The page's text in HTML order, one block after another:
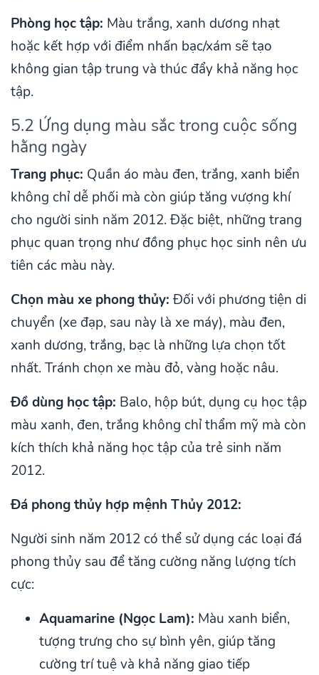
Phòng học tập: Màu trắng, xanh dương nhạt
hoặc kết hợp với điểm nhấn bạc/xám sẽ tạo
không gian tập trung và thúc đẩy khả năng học
tập.
5.2 Ứng dụng màu sắc trong cuộc sống
hằng ngày
Trang phục: Quần áo màu đen, trắng, xanh biển
không chỉ dễ phối mà còn giúp tăng vượng khí
cho người sinh năm 2012. Đặc biệt, những trang
phục quan trọng như đồng phục học sinh nên ưu
tiên các màu này.
Chọn màu xe phong thủy: Đối với phương tiện di
chuyển (xe đạp, sau này là xe máy), màu đen,
xanh dương, trắng, bạc là những lựa chọn tốt
nhất. Tránh chọn xe màu đỏ, vàng hoặc nâu.
Đồ dùng học tập: Balo, hộp bút, dụng cụ học tập
màu xanh, đen, trắng không chỉ thẩm mỹ mà còn
kích thích khả năng học tập của trẻ sinh năm
2012.
Đá phong thủy hợp mệnh Thủy 2012:
Người sinh năm 2012 có thể sử dụng các loại đá
phong thủy sau để tăng cường năng lượng tích
cực:
Aquamarine (Ngọc Lam): Màu xanh biển,
tượng trưng cho sự bình yên, giúp tăng
cường trí tuệ và khả năng giao tiếp